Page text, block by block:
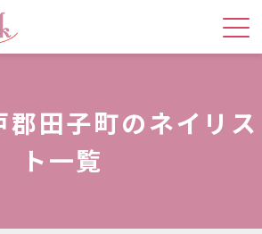
郡田子町のネイリス
ト一覧